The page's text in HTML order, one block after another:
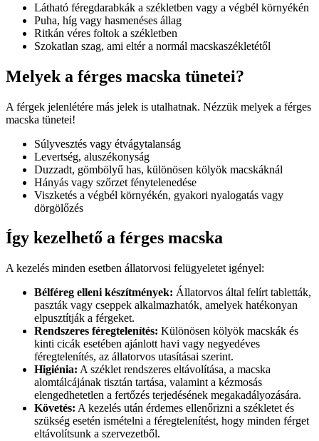
Látható féregdarabkák a székletben vagy a végbél környékén
Puha, híg vagy hasmenéses állag
Ritkán véres foltok a székletben
Szokatlan szag, ami eltér a normál macskaszékletétől
Melyek a férges macska tünetei?
A férgek jelenlétére más jelek is utalhatnak. Nézzük melyek a férges
macska tünetei!
Súlyvesztés vagy étvágytalanság
Levertség, aluszékonyság
Duzzadt, gömbölyű has, különösen kölyök macskáknál
Hányás vagy szőrzet fénytelenedése
Viszketés a végbél környékén, gyakori nyalogatás vagy
dörgölőzés
Így kezelhető a férges macska
A kezelés minden esetben állatorvosi felügyeletet igényel:
Bélféreg elleni készítmények: Állatorvos által felírt tabletták,
paszták vagy cseppek alkalmazhatók, amelyek hatékonyan
elpusztítják a férgeket.
Rendszeres féregtelenítés: Különösen kölyök macskák és
kinti cicák esetében ajánlott havi vagy negyedéves
féregtelenítés, az állatorvos utasításai szerint.
Higiénia: A széklet rendszeres eltávolítása, a macska
alomtálcájának tisztán tartása, valamint a kézmosás
elengedhetetlen a fertőzés terjedésének megakadályozására.
Követés: A kezelés után érdemes ellenőrizni a székletet és
szükség esetén ismételni a féregtelenítést, hogy minden férget
eltávolítsunk a szervezetből.